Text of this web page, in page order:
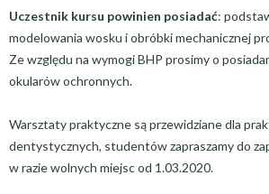
Uczestnik kursu powinien posiadać:
modelowania wosku i obróbki mechanicznej
Ze względu na wymogi BHP prosimy o
okularów ochronnych.
Warsztaty praktyczne są przewidziane dla
dentystycznych, studentów zapraszamy do
w razie wolnych miejsc od 1.03.2020.